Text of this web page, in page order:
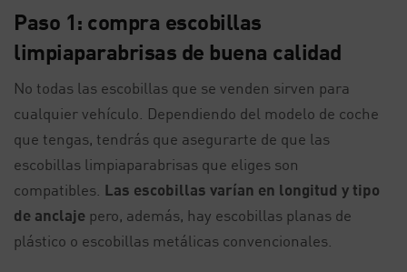
Paso 1: compra escobillas
limpiaparabrisas de buena calidad
No todas las escobillas que se venden sirven para
cualquier vehículo. Dependiendo del modelo de coche
que tengas, tendrás que asegurarte de que las
escobillas limpiaparabrisas que eliges son
compatibles. Las escobillas varían en longitud y tipo
de anclaje pero, además, hay escobillas planas de
plástico o escobillas metálicas convencionales.